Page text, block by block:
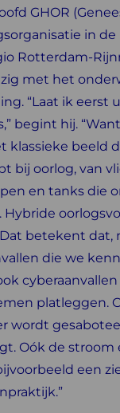
GHOR
in de
Rotterdam-
met het
“Laat ik eerst
begint hij.
klassieke beeld
bij oorlog, van
en tanks die
Hybride
betekent dat,
die we
platleggen.
wordt
Oók de stroom
een